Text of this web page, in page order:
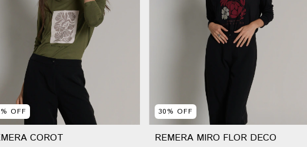
% OFF
COROT
30%OFF
REMERA MIRO FLOR DECO